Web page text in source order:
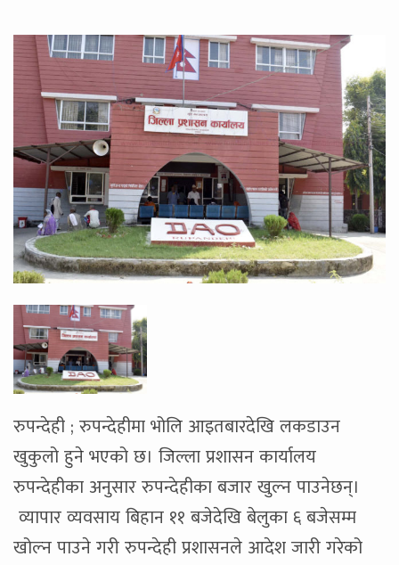
रुपन्देही ; रुपन्देहीमा भोलि आइतबारदेखि लकडाउन
खुकुलो हुने भएको छ। जिल्ला प्रशासन कार्यालय
रुपन्देहीका अनुसार रुपन्देहीका बजार खुल्न पाउनेछन्।
व्यापार व्यवसाय बिहान ११ बजेदेखि बेलुका ६ बजेसम्म
खोल्न पाउने गरी रुपन्देही प्रशासनले आदेश जारी गरेको